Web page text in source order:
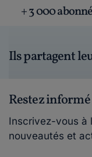
+ 3 000
Ils partagent
Restez informé
Inscrivez-vous à
nouveautés et